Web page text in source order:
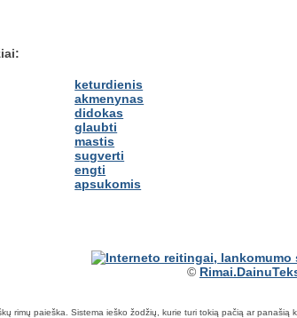
keturdienis
akmenynas
didokas
glaubti
mastis
sugverti
engti
apsukomis
©
rimų paieška. Sistema ieško žodžių, kurie turi tokią pačią ar